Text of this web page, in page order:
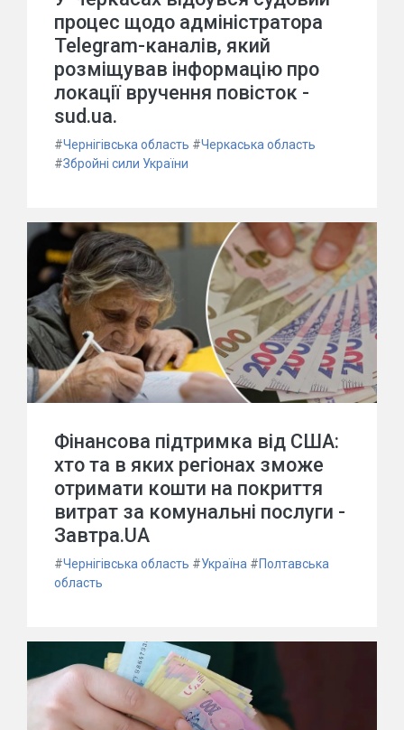
процес щодо адміністратора
Telegram-каналів, який
розміщував інформацію про
локації вручення повісток -
sud.ua.
#Чернігівська область #Черкаська область
#Збройні сили України
Фінансова підтримка від США:
хто та в яких регіонах зможе
отримати кошти на покриття
витрат за комунальні послуги -
Завтра.UA
#Чернігівська область #Україна #Полтавська
область